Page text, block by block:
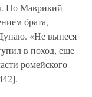
Но Маврикий
брата,
«Не вынеся
в поход, еще
ромейского